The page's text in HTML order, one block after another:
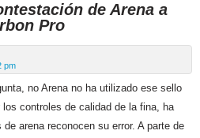
de Arena a
Pro
pm
no Arena no ha utilizado ese sello
controles de calidad de la fina, ha
arena reconocen su error. A parte de